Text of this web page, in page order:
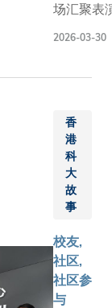
场汇聚表
别具深意
章。今年
大音乐剧
转木马》
（
溢的演员
作团队携
现，充分
科大一直
2026-03-30
香
港
科
大
故
事
校友,
社区,
社区参
与